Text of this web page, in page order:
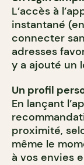
L’accès à
instantané
connecter
adresses
y a ajouté un
Un profil
En lançant
proximité,
même le
à vos envies